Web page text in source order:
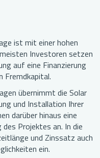
ist mit einer hohen
Investoren setzen
auf eine Finanzierung
Fremdkapital.
übernimmt die Solar
und Installation Ihrer
darüber hinaus eine
Projektes an. In die
und Zinssatz auch
ein.